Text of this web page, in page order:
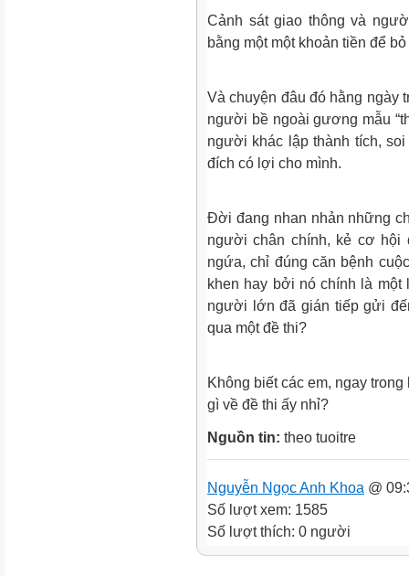
Cảnh sát giao thông và
bằng một một khoản tiền để
Và chuyện đâu đó hằng ngày
người bề ngoài gương mẫu
người khác lập thành tích,
đích có lợi cho mình.
Đời đang nhan nhản những
người chân chính, kẻ cơ hội
ngứa, chỉ đúng căn bệnh
khen hay bởi nó chính là
người lớn đã gián tiếp gửi
qua một đề thi?
Không biết các em, ngay
gì về đề thi ấy nhỉ?
Nguồn tin: theo tuoitre
Nguyễn Ngọc Anh Khoa @
Số lượt xem: 1585
Số lượt thích: 0 người